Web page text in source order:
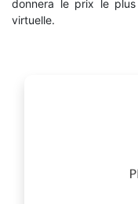
donnera le prix le
virtuelle.